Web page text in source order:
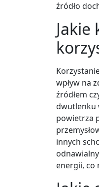
źródło
wpływ na
źródłem
dwutlenku
powietrza
innych
energii, co